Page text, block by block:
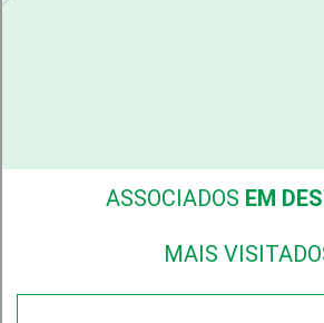
ASSOCIADOS EM
MAIS